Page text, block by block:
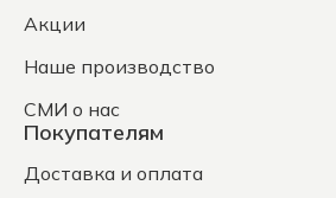
Акции
Наше производство
СМИ о нас
Покупателям
Доставка и оплата